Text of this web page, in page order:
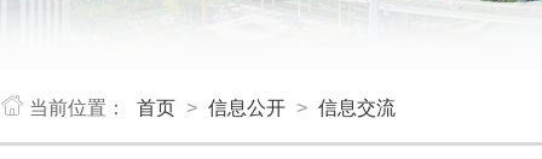
当前位置： 首页 > 信息公开 > 信息交流